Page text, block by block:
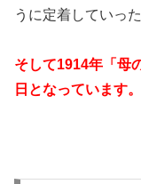
うに定着していっ
そして1914年「母
日となっています。